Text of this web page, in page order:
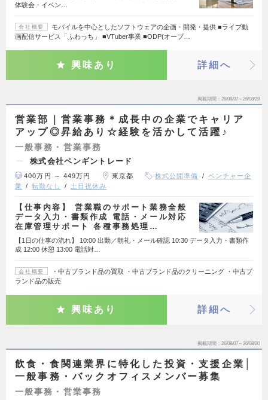
体験会・イベン…
会社概要
モバイルを中心としたソフトウェアの企画・開発・提供 ■ライブ動
画配信サービス「ふわっち」 ■VTuber事業 ■ODP(オープ…
興味あり 詳細へ
掲載期間 26/08/07～26/08/29
営業部｜営業事務＊成長中の企業でキャリア
アップ◎昇給あり☆経験を活かして活躍♪
一般事務・営業事務
株式会社ペンギントレード
400万円 ～ 449万円 東京都 株式公開準備
ベンチャー企
業
転勤なし 土日祝休み
【仕事内容】 営業職のサポート業務全般
データ入力・書類作成 電話・メール対応
在庫管理サポート 各種事務処理…
【1日の仕事の流れ】 10:00 出勤／朝礼・メール確認 10:30 データ入力・書類作
成 12:00 休憩 13:00 電話対…
会社概要
・中古ブランド品の買取 ・中古ブランド品のクリーニング ・中古ブ
ランド品の販売
興味あり 詳細へ
掲載期間 26/08/07～26/08/20
飲食・食関連業界に特化した投資・支援企業│
一般事務・バックオフィスメンバー募集
一般事務・営業事務